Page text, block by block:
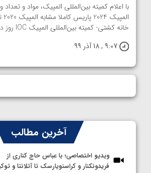
با اعلام کمیته بین‌المللی المپیک، مواد و
خانه کشتی- کمیته بین‌المللی المپیک IOC روز دوشنبه 17 آذر ...
9:07 , 18 آذر 99
آخرین مطالب
ویدیو اختصاصی؛ با عباس حاج کناری از
فریدونکنار و کراسنویارسک تا آتلانتا و